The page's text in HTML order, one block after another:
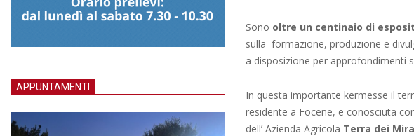
Sono oltre un centinaio di
sulla formazione, produzione e
a disposizione per approfondimenti
In questa importante kermesse il
residente a Focene, e conosciuta
dell’ Azienda Agricola Terra dei
APPUNTAMENTI